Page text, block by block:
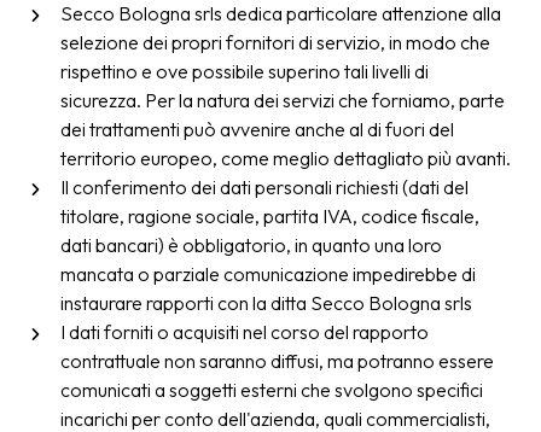
Secco Bologna srls dedica particolare attenzione alla
selezione dei propri fornitori di servizio, in modo che
rispettino e ove possibile superino tali livelli di
sicurezza. Per la natura dei servizi che forniamo, parte
dei trattamenti può avvenire anche al di fuori del
territorio europeo, come meglio dettagliato più avanti.
Il conferimento dei dati personali richiesti (dati del
titolare, ragione sociale, partita IVA, codice fiscale,
dati bancari) è obbligatorio, in quanto una loro
mancata o parziale comunicazione impedirebbe di
instaurare rapporti con la ditta Secco Bologna srls
I dati forniti o acquisiti nel corso del rapporto
contrattuale non saranno diffusi, ma potranno essere
comunicati a soggetti esterni che svolgono specifici
incarichi per conto dell'azienda, quali commercialisti,